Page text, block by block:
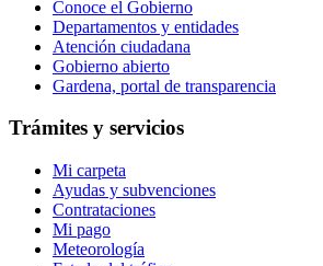
Conoce el Gobierno
Departamentos y entidades
Atención ciudadana
Gobierno abierto
Gardena, portal de transparencia
Trámites y servicios
Mi carpeta
Ayudas y subvenciones
Contrataciones
Mi pago
Meteorología